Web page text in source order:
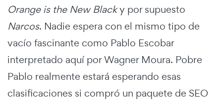
Orange is the New Blacky por supuesto
Narcos. Nadie espera con el mismo tipo de
vacío fascinante como Pablo Escobar
interpretado aquí por Wagner Moura. Pobre
Pablo realmente estará esperando esas
clasificaciones si compró un paquete de SEO